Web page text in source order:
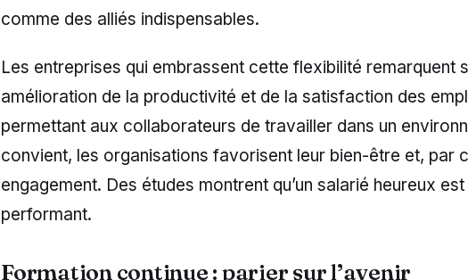
comme des alliés indispensables.
Les entreprises qui embrassent cette flexibilité remarquent
amélioration de la productivité et de la satisfaction des
permettant aux collaborateurs de travailler dans un
convient, les organisations favorisent leur bien-être et, par
engagement. Des études montrent qu’un salarié heureux
performant.
Formation continue : parier sur l’avenir